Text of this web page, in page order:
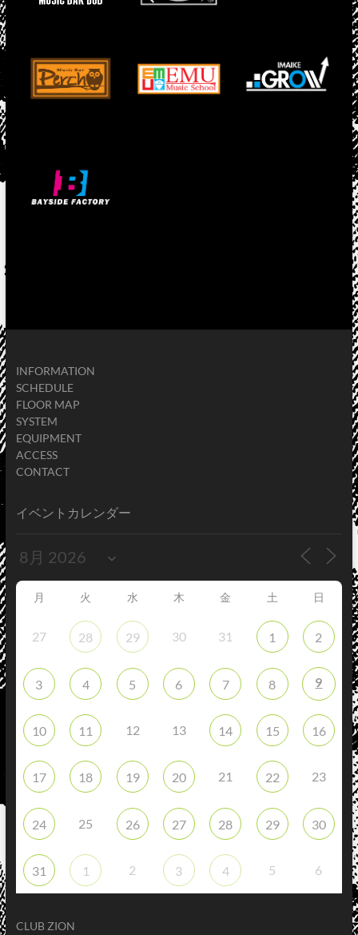
INFORMATION
SCHEDULE
FLOOR MAP
SYSTEM
EQUIPMENT
ACCESS
CONTACT
イベントカレンダー
月 火 水 木 金 土 日
27 28 29 30 31 1 2
3 4 5 6 7 8 9
10 11 12 13 14 15 16
17 18 19 20 21 22 23
24 25 26 27 28 29 30
31 1 2 3 4 5 6
CLUB ZION